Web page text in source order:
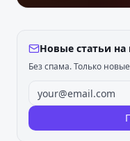
Новые статьи на
Без спама. Только